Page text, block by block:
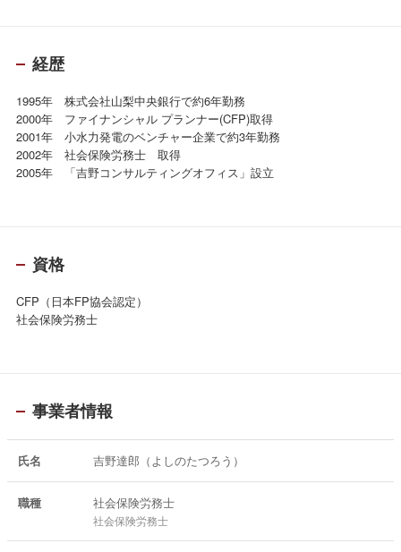
経歴
1995年 株式会社山梨中央銀行で約6年勤務
2000年 ファイナンシャル プランナー(CFP)取得
2001年 小水力発電のベンチャー企業で約3年勤務
2002年 社会保険労務士 取得
2005年 「吉野コンサルティングオフィス」設立
資格
CFP（日本FP協会認定）
社会保険労務士
事業者情報
氏名 吉野達郎（よしのたつろう）
職種 社会保険労務士
社会保険労務士